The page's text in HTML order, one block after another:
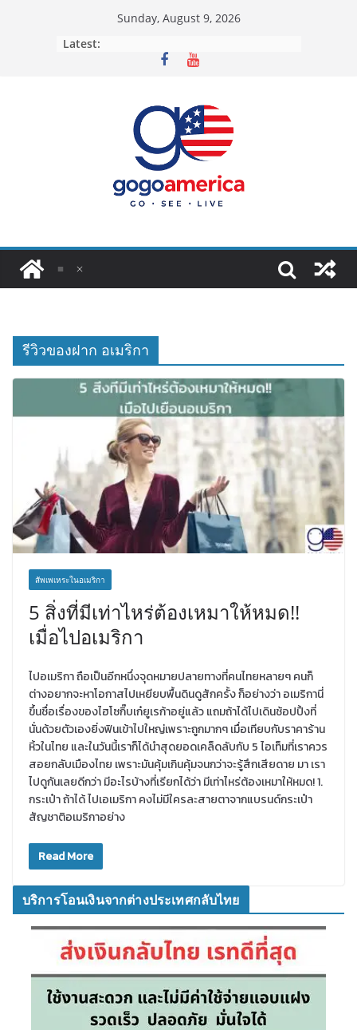
Sunday, August 9, 2026
Latest:
รีวิวของฝาก อเมริกา
สัพเพเหระในอเมริกา
5 สิ่งที่มีเท่าไหร่ต้องเหมาให้หมด!!
เมื่อไปอเมริกา
ไปอเมริกา ถือเป็นอีกหนึ่งจุดหมายปลายทางที่คนไทยหลายๆ คนก็
ต่างอยากจะหาโอกาสไปเหยียบพื้นดินดูสักครั้ง ก็อย่างว่า อเมริกานี่
ขึ้นชื่อเรื่องของไฮโซกิ๊บเก๋ยูเรก้าอยู่แล้ว แถมถ้าได้ไปเดินช้อปปิ้งที่
นั่นด้วยตัวเองยิ่งฟินเข้าไปใหญ่เพราะถูกมากๆ เมื่อเทียบกับราคาร้าน
หิ้วในไทย และในวันนี้เราก็ได้นำสุดยอดเคล็ดลับกับ 5 ไอเท็มที่เราควร
สอยกลับเมืองไทย เพราะมันคุ้มเกินคุ้มจนกว่าจะรู้สึกเสียดาย มา เรา
ไปดูกันเลยดีกว่า มีอะไรบ้างที่เรียกได้ว่า มีเท่าไหร่ต้องเหมาให้หมด! 1.
กระเป๋า ถ้าได้ ไปเอเมริกา คงไม่มีใครละสายตาจากแบรนด์กระเป๋า
สัญชาติอเมริกาอย่าง
Read More
บริการโอนเงินจากต่างประเทศกลับไทย